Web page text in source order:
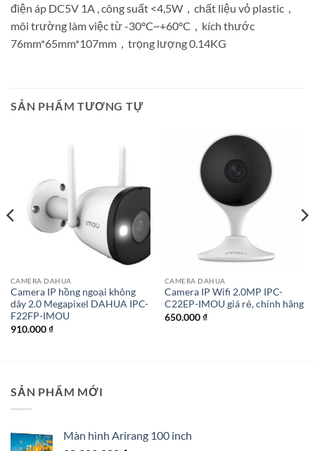
điện áp DC5V 1A , công suất <4,5W，chất liệu vỏ plastic，
môi trường làm việc từ -30°C~+60°C，kích thước
76mm*65mm*107mm，trọng lượng 0.14KG
SẢN PHẨM TƯƠNG TỰ
CAMERA DAHUA
Camera IP hồng ngoại không
dây 2.0 Megapixel DAHUA IPC-
F22FP-IMOU
910.000₫
CAMERA DAHUA
Camera IP Wifi 2.0MP IPC-
C22EP-IMOU giá rẻ, chính hãng
650.000₫
SẢN PHẨM MỚI
Màn hình Arirang 100 inch